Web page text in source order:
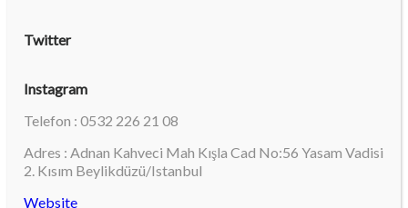
Twitter
Instagram
Telefon : 0532 226 21 08
Adres : Adnan Kahveci Mah Kışla Cad No:56 Yasam Vadisi
2. Kısım Beylikdüzü/Istanbul
Website